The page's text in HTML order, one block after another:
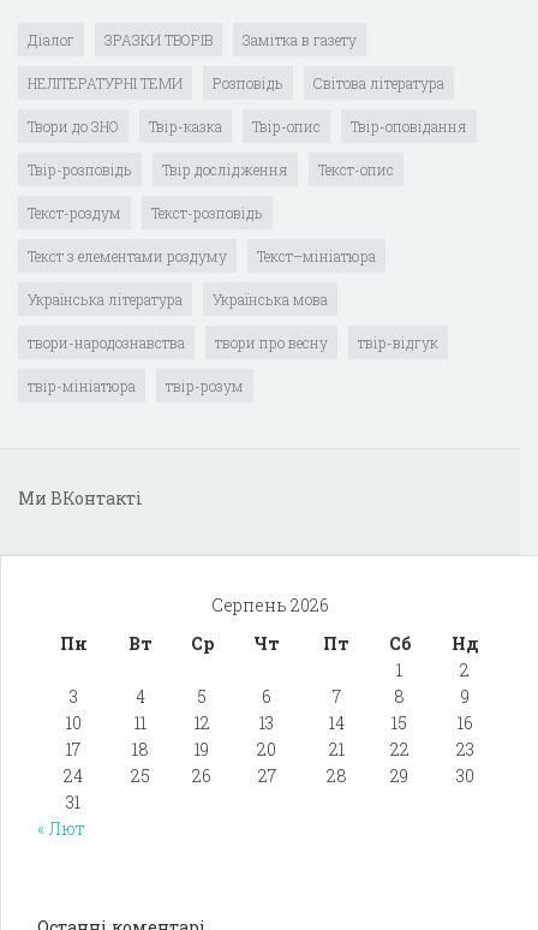
Діалог ЗРАЗКИ ТВОРІВ Замітка в газету
НЕЛІТЕРАТУРНІ ТЕМИ Розповідь Світова література
Твори до ЗНО Твір-казка Твір-опис Твір-оповідання
Твір-розповідь Твір дослідження Текст-опис
Текст-роздум Текст-розповідь
Текст з елементами роздуму Текст–мініатюра
Українська література Українська мова
твори-народознавства твори про весну твір-відгук
твір-мініатюра твір-розум
Ми ВКонтакті
Серпень 2026
Пн
Вт Ср Чт Пт Сб
Нд
1
2
3
4 5 6 7 8
9
10
11 12 13 14 15
16
17
18 19 20 21 22
23
24
25 26 27 28 29
30
31
« Лют